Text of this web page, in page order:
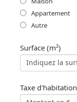
Appartement
Autre
Surface (m²)
Taxe d'habitation